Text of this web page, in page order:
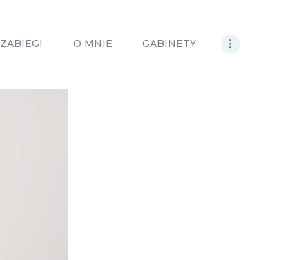
ZABIEGI O MNIE GABINETY